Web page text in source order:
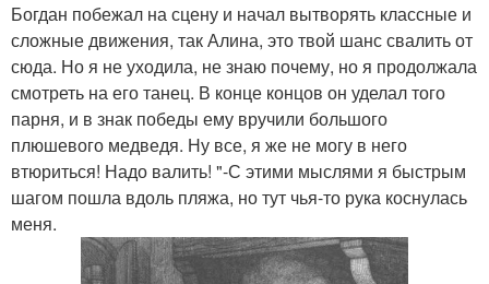
Богдан побежал на сцену и начал вытворять классные и
сложные движения, так Алина, это твой шанс свалить от
сюда. Но я не уходила, не знаю почему, но я продолжала
смотреть на его танец. В конце концов он уделал того
парня, и в знак победы ему вручили большого
плюшевого медведя. Ну все, я же не могу в него
втюриться! Надо валить! "-С этими мыслями я быстрым
шагом пошла вдоль пляжа, но тут чья-то рука коснулась
меня.